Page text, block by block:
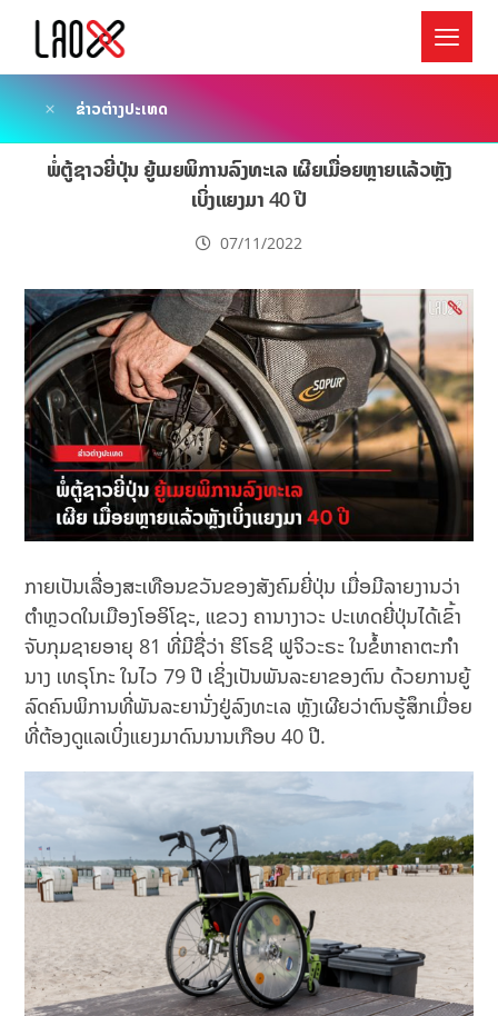
ຂ່າວຕ່າງປະເທດ
ພໍ່ຕູ້ຊາວຍີ່ປຸ່ນ ຍູ້ເມຍພິການລົງທະເລ ເຜີຍເມື່ອຍຫຼາຍແລ້ວຫຼັງ
ເບິ່ງແຍງມາ 40 ປີ
07/11/2022
ກາຍເປັນເລື່ອງສະເທືອນຂວັນຂອງສັງຄົມຍີ່ປຸ່ນ ເມື່ອມີລາຍງານວ່າ
ຕໍາຫຼວດໃນເມືອງໂອອິໂຊະ, ແຂວງ ຄານາງາວະ ປະເທດຍີ່ປຸ່ນໄດ້ເຂົ້າ
ຈັບກຸມຊາຍອາຍຸ 81 ທີ່ມີຊື່ວ່າ ຮິໂຣຊິ ຟູຈິວະຣະ ໃນຂໍ້ຫາຄາຕະກໍາ
ນາງ ເທຣຸໂກະ ໃນໄວ 79 ປີ ເຊິ່ງເປັນພັນລະຍາຂອງຕົນ ດ້ວຍການຍູ້
ລົດຄົນພິການທີ່ພັນລະຍານັ່ງຢູ່ລົງທະເລ ຫຼັງເຜີຍວ່າຕົນຮູ້ສຶກເມື່ອຍ
ທີ່ຕ້ອງດູແລເບິ່ງແຍງມາດົນນານເກືອບ 40 ປີ.